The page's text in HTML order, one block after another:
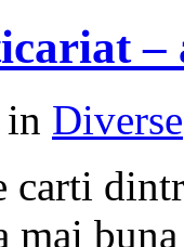
–
in Diverse
carti
mai